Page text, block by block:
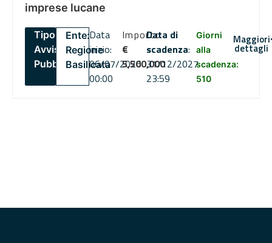
imprese lucane
Tipo:
Avviso
Pubblico
Ente:
Regione
Basilicata
Data
inizio:
06/07/2026
00:00
Importo
€
5,500,000
Data di
scadenza:
31/12/2027
23:59
Giorni
alla
scadenza:
510
Maggiori
dettagli